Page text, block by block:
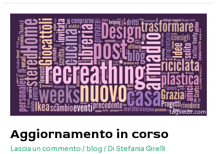
Aggiornamento in corso
Lascia un commento / blog / Di Stefania Girelli